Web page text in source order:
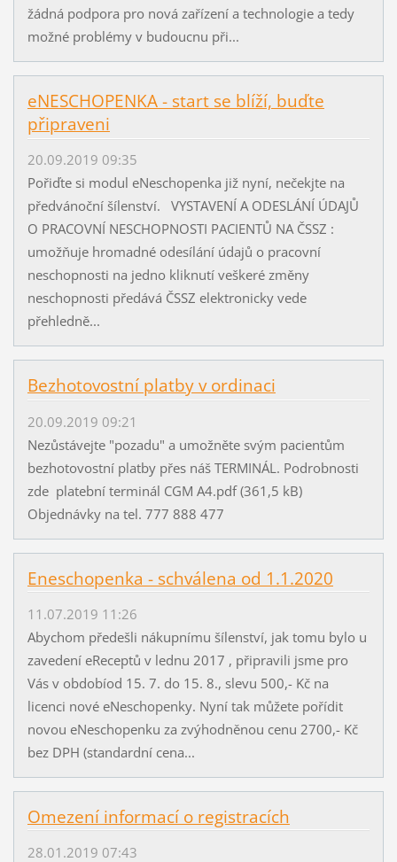
žádná podpora pro nová zařízení a technologie a tedy
možné problémy v budoucnu při...
eNESCHOPENKA - start se blíží, buďte
připraveni
20.09.2019 09:35
Pořiďte si modul eNeschopenka již nyní, nečekjte na
předvánoční šílenství. VYSTAVENÍ A ODESLÁNÍ ÚDAJŮ
O PRACOVNÍ NESCHOPNOSTI PACIENTŮ NA ČSSZ :
umožňuje hromadné odesílání údajů o pracovní
neschopnosti na jedno kliknutí veškeré změny
neschopnosti předává ČSSZ elektronicky vede
přehledně...
Bezhotovostní platby v ordinaci
20.09.2019 09:21
Nezůstávejte "pozadu" a umožněte svým pacientům
bezhotovostní platby přes náš TERMINÁL. Podrobnosti
zde platební terminál CGM A4.pdf (361,5 kB)
Objednávky na tel. 777 888 477
Eneschopenka - schválena od 1.1.2020
11.07.2019 11:26
Abychom předešli nákupnímu šílenství, jak tomu bylo u
zavedení eReceptů v lednu 2017 , připravili jsme pro
Vás v obdobíod 15. 7. do 15. 8., slevu 500,- Kč na
licenci nové eNeschopenky. Nyní tak můžete pořídit
novou eNeschopenku za zvýhodněnou cenu 2700,- Kč
bez DPH (standardní cena...
Omezení informací o registracích
28.01.2019 07:43